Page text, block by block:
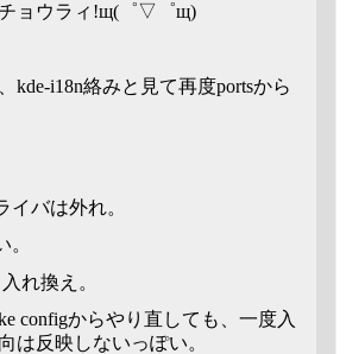
ョウラィ!щ(゜▽゜щ)
kde-i18n絡みと見て再度portsから
イバは外れ。
れ換え。
configからやり直しても、一度入
は反映しないっぽい。